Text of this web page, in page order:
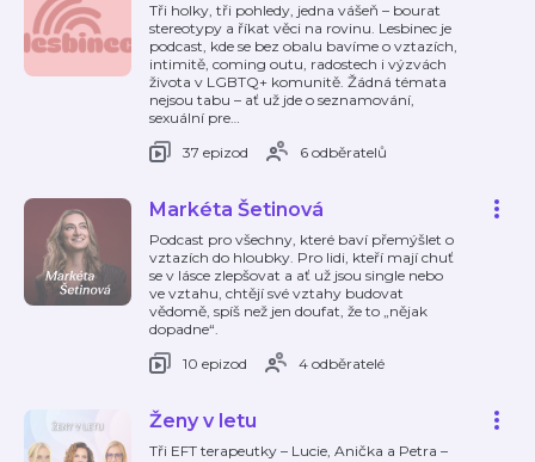
Tři holky, tři pohledy, jedna vášeň – bourat
stereotypy a říkat věci na rovinu. Lesbinec je
podcast, kde se bez obalu bavíme o vztazích,
intimitě, coming outu, radostech i výzvách
života v LGBTQ+ komunitě. Žádná témata
nejsou tabu – ať už jde o seznamování,
sexuální pre…
37 epizod
6 odběratelů
Markéta Šetinová
Podcast pro všechny, které baví přemýšlet o
vztazích do hloubky. Pro lidi, kteří mají chuť
se v lásce zlepšovat a ať už jsou single nebo
ve vztahu, chtějí své vztahy budovat
vědomě, spíš než jen doufat, že to „nějak
dopadne“.
10 epizod
4 odběratelé
Ženy v letu
Tři EFT terapeutky – Lucie, Anička a Petra –